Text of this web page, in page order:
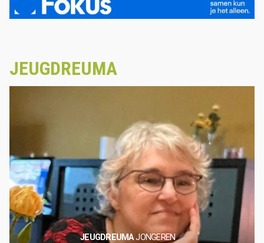
JEUGDREUMA
JEUGDREUMA JONGEREN